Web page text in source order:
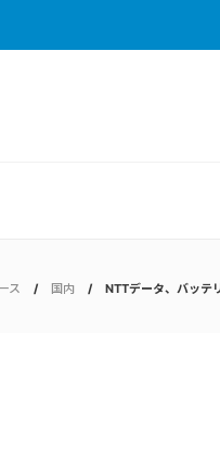
ス 国内 NTTデータ、バッテ